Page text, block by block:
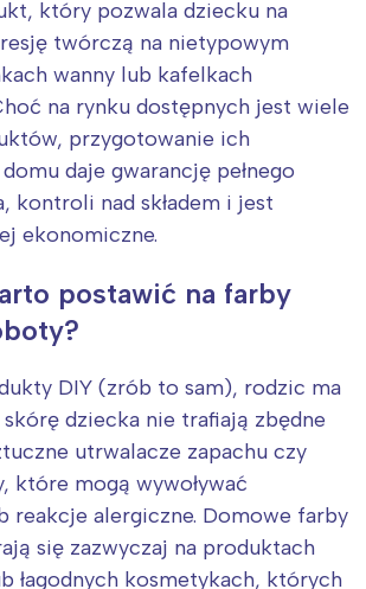
który pozwala dziecku na
twórczą na nietypowym
wanny lub kafelkach
na rynku dostępnych jest wiele
przygotowanie ich
daje gwarancję pełnego
kontroli nad składem i jest
ekonomiczne.
postawić na farby
DIY (zrób to sam), rodzic ma
dziecka nie trafiają zbędne
utrwalacze zapachu czy
które mogą wywoływać
reakcje alergiczne. Domowe farby
się zazwyczaj na produktach
łagodnych kosmetykach, których